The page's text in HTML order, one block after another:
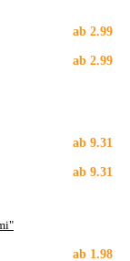
ab 2.99
ab 2.99
ab 9.31
ab 9.31
ab 1.98